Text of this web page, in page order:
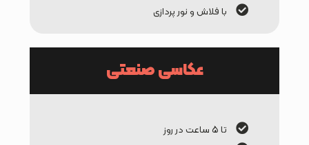
با فلاش و نور پردازی
عکاسی صنعتی
تا ۵ ساعت در روز